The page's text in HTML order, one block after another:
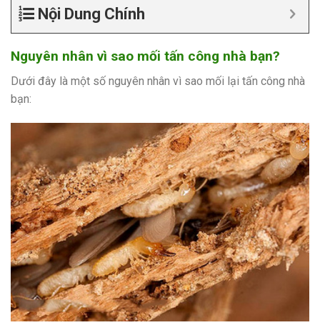
Nội Dung Chính
Nguyên nhân vì sao mối tấn công nhà bạn?
Dưới đây là một số nguyên nhân vì sao mối lại tấn công nhà
bạn: